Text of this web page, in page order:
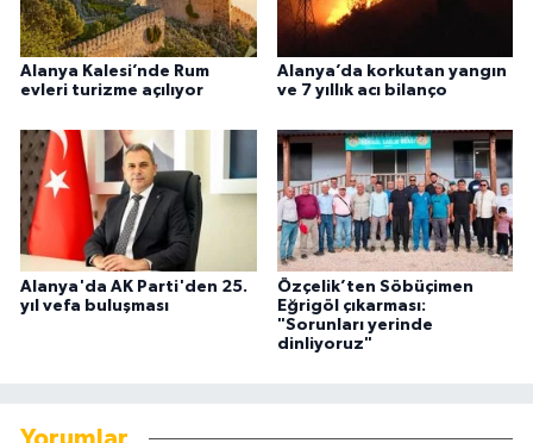
Alanya Kalesi’nde Rum
evleri turizme açılıyor
Alanya’da korkutan yangın
ve 7 yıllık acı bilanço
Alanya'da AK Parti'den 25.
yıl vefa buluşması
Özçelik’ten Söbüçimen
Eğrigöl çıkarması:
"Sorunları yerinde
dinliyoruz"